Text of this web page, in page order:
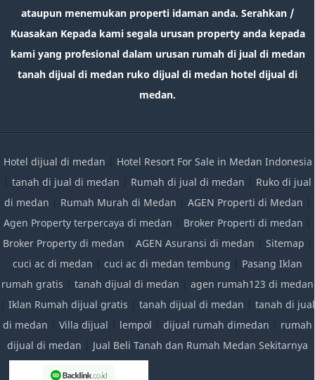
ataupun menemukan properti idaman anda. Serahkan /
Kuasakan Kepada kami segala urusan property anda kepada
kami yang profesional dalam urusan rumah di jual di medan
tanah dijual di medan ruko dijual di medan hotel dijual di
medan.
Hotel dijual di medan | Hotel Resort For Sale in Medan Indonesia
| tanah di jual di medan | Rumah di jual di medan | Ruko di jual
di medan | Rumah Murah di Medan | AGEN Properti di Medan |
Agen Property terpercaya di medan | Broker Properti di medan |
Broker Property di medan | AGEN Asuransi di medan | Sitemap |
cuci ac di medan | cuci ac di medan tembung | Pasang Iklan
rumah gratis | tanah dijual di medan | agen rumah123 di medan
| Iklan Rumah dijual gratis | tanah dijual di medan | tanah di jual
di medan | Villa dijual | lempol | dijual rumah dimedan | rumah
dijual di medan | Jual Beli Tanah dan Rumah Medan Sekitarnya